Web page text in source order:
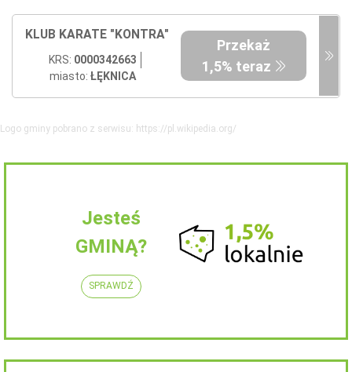
KLUB KARATE "KONTRA"
KRS: 0000342663
miasto: ŁĘKNICA
Przekaż
1,5% teraz
Logo gminy pobrano z serwisu: https://pl.wikipedia.org/
Jesteś
GMINĄ?
SPRAWDŹ